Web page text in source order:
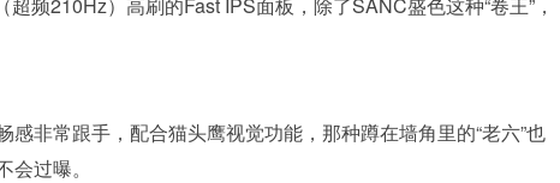
非常跟手，配合猫头鹰视觉功能，那种蹲在墙角里的“老六”也
过曝。